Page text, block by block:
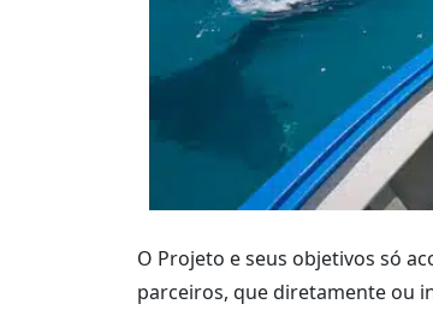
O Projeto e seus objetivos só
parceiros, que diretamente ou